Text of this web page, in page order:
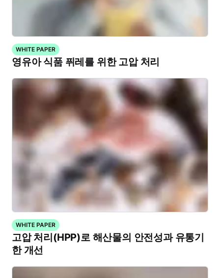
WHITE PAPER
영유아 식품 퓌레를 위한 고압 처리
WHITE PAPER
고압 처리(HPP)로 해산물의 안전성과 유통기
한 개선